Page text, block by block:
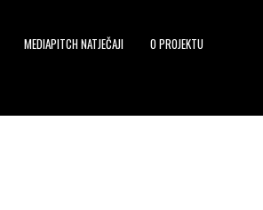
MEDIAPITCH NATJEČAJI O PROJEKTU